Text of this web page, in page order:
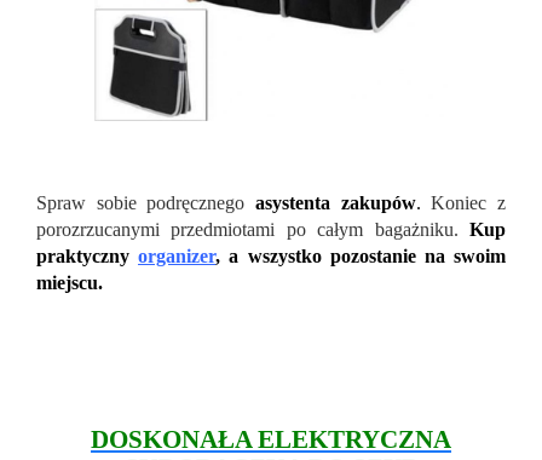
Spraw sobie podręcznego asystenta zakupów. Koniec z
porozrzucanymi przedmiotami po całym bagażniku. Kup
praktycznyorganizer, a wszystko pozostanie na swoim
miejscu.
DOSKONAŁA ELEKTRYCZNA